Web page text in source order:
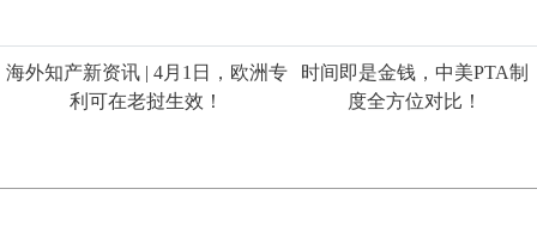
海外知产新资讯 | 4月1日，欧洲专
利可在老挝生效！
时间即是金钱，中美PTA制
度全方位对比！